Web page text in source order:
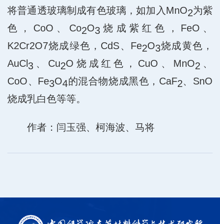
将普通透玻璃制成有色玻璃，如加入MnO2为紫
色，CoO、Co2O3 烧成紫红色，FeO、
K2Cr2O7烧成绿色，CdS、Fe2O3烧成黄色，
AuCl 3 、Cu2O烧成红色，CuO、MnO2 、
CoO、Fe3O4的混合物烧成黑色，CaF2、SnO
烧成乳白色等等。
作者：闫玉强、柯海波、马将